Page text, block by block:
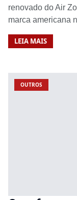
renovado do Air
marca americana
LEIA MAIS
OUTROS